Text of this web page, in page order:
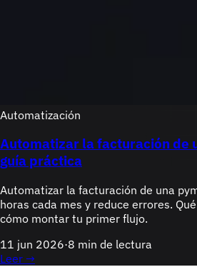
Automatización
Automatizar la facturación de
guía práctica
Automatizar la facturación de una
horas cada mes y reduce errores.
cómo montar tu primer flujo.
11 jun 2026·8 min de lectura
Leer →